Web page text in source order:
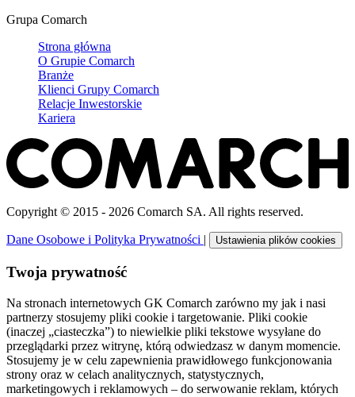
Grupa Comarch
Strona główna
O Grupie Comarch
Branże
Klienci Grupy Comarch
Relacje Inwestorskie
Kariera
Copyright © 2015 - 2026 Comarch SA. All rights reserved.
Dane Osobowe i Polityka Prywatności | Ustawienia plików cookies
Twoja prywatność
Na stronach internetowych GK Comarch zarówno my jak i nasi
partnerzy stosujemy pliki cookie i targetowanie. Pliki cookie
(inaczej „ciasteczka”) to niewielkie pliki tekstowe wysyłane do
przeglądarki przez witrynę, którą odwiedzasz w danym momencie.
Stosujemy je w celu zapewnienia prawidłowego funkcjonowania
strony oraz w celach analitycznych, statystycznych,
marketingowych i reklamowych – do serwowanie reklam, których